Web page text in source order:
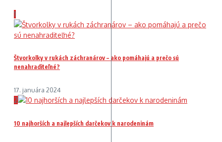
1
Štvorkolky v rukách záchranárov – ako pomáhajú a prečo sú
nenahraditeľné?
17. januára 2024
2
10 najhorších a najlepších darčekov k narodeninám